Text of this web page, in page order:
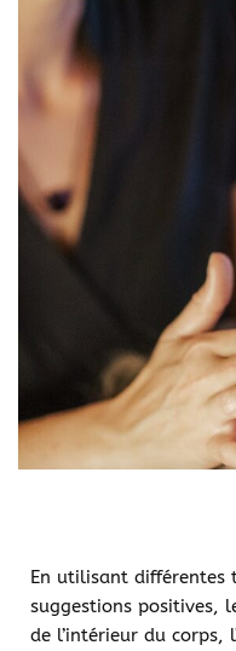
En utilisant différentes
suggestions positives,
de l’intérieur du corps,